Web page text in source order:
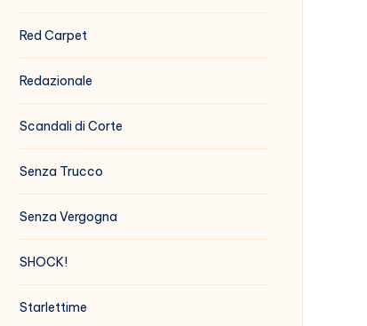
Red Carpet
Redazionale
Scandali di Corte
Senza Trucco
Senza Vergogna
SHOCK!
Starlettime